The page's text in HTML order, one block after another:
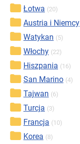
Łotwa (20)
Austria i Niemcy
Watykan (5)
Włochy (22)
Hiszpania (16)
San Marino (4)
Tajwan (6)
Turcja (3)
Francja (10)
Korea (8)